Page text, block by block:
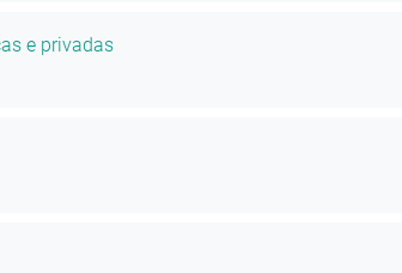
e privadas